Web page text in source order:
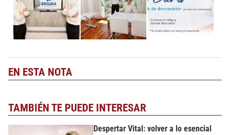
EN ESTA NOTA
TAMBIÉN TE PUEDE INTERESAR
Despertar Vital: volver a lo esencial